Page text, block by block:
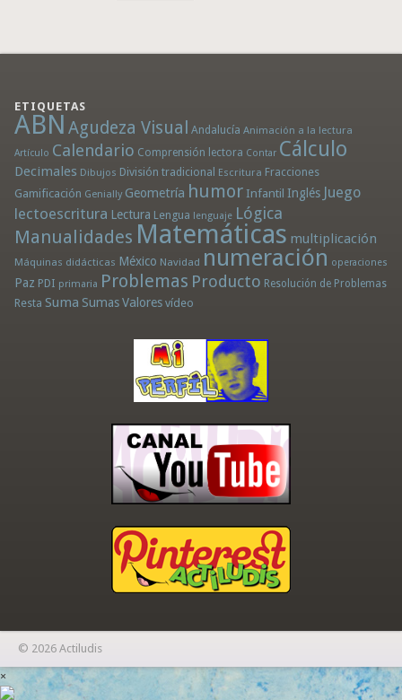
ETIQUETAS
ABN Agudeza Visual Andalucía Animación a la lectura
Artículo Calendario Comprensión lectora Contar Cálculo
Decimales Dibujos División tradicional Escritura Fracciones
Gamificación Genially Geometría humor Infantil Inglés Juego
lectoescritura Lectura Lengua lenguaje Lógica
Manualidades Matemáticas multiplicación
Máquinas didácticas México Navidad numeración operaciones
Paz PDI primaria Problemas Producto Resolución de Problemas
Resta Suma Sumas Valores vídeo
© 2026 Actiludis
×